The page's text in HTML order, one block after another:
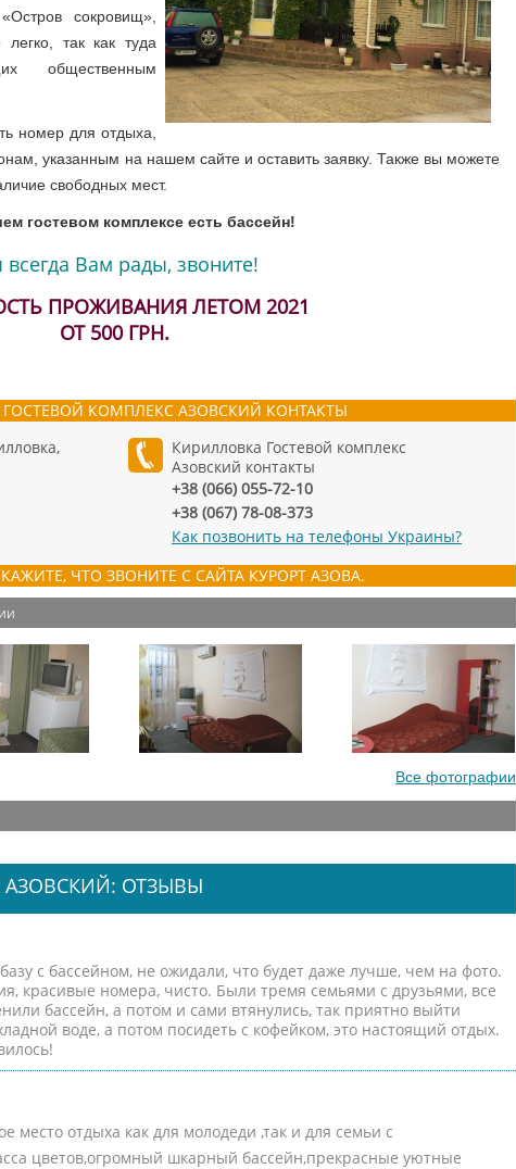
сокровищ»,
так как туда
общественным
номер для отдыха,
указанным на нашем сайте и оставить заявку. Также вы можете
свободных мест.
гостевом комплексе есть бассейн!
Вам рады, звоните!
ПРОЖИВАНИЯ ЛЕТОМ 2021
ОТ 500 ГРН.
КОМПЛЕКС АЗОВСКИЙ КОНТАКТЫ
Кирилловка Гостевой комплекс
Азовский контакты
+38 (066) 055-72-10
+38 (067) 78-08-373
Как позвонить на телефоны Украины?
ЧТО ЗВОНИТЕ С САЙТА КУРОРТ АЗОВА.
Все фотографии
ОТЗЫВЫ
с бассейном, не ожидали, что будет даже лучше, чем на фото.
красивые номера, чисто. Были тремя семьями с друзьями, все
бассейн, а потом и сами втянулись, так приятно выйти
воде, а потом посидеть с кофейком, это настоящий отдых.
место отдыха как для молодеди ,так и для семьи с
цветов,огромный шкарный бассейн,прекрасные уютные